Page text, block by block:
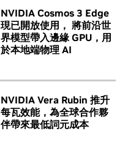
NVIDIA Cosmos 3 Edge
現已開放使用， 將前沿世
界模型帶入邊緣 GPU，用
於本地端物理 AI
NVIDIA Vera Rubin 推升
每瓦效能，為全球合作夥
伴帶來最低詞元成本